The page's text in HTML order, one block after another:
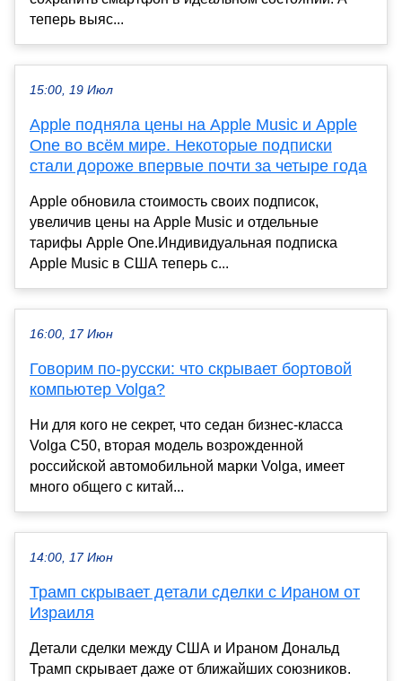
теперь выяс...
15:00, 19 Июл
Apple подняла цены на Apple Music и Apple
One во всём мире. Некоторые подписки
стали дороже впервые почти за четыре года
Apple обновила стоимость своих подписок,
увеличив цены на Apple Music и отдельные
тарифы Apple One.Индивидуальная подписка
Apple Music в США теперь с...
16:00, 17 Июн
Говорим по-русски: что скрывает бортовой
компьютер Volga?
Ни для кого не секрет, что седан бизнес-класса
Volga C50, вторая модель возрожденной
российской автомобильной марки Volga, имеет
много общего с китай...
14:00, 17 Июн
Трамп скрывает детали сделки с Ираном от
Израиля
Детали сделки между США и Ираном Дональд
Трамп скрывает даже от ближайших союзников.